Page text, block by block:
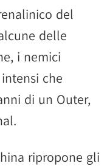
del
delle
i nemici
che
di un Outer,
ripropone gli